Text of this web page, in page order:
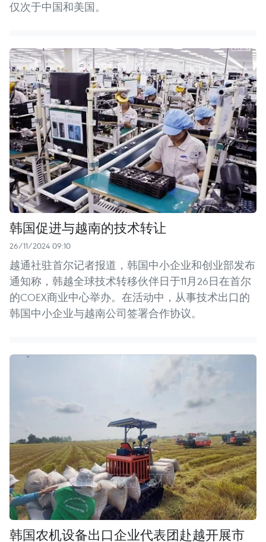
仅次于中国和美国。
韩国促进与越南的技术转让
26/11/2024 09:10
越通社驻首尔记者报道，韩国中小企业和创业部发布
通知称，韩越全球技术转移伙伴日于11月26日在首尔
的COEX商业中心举办。在活动中，从事技术出口的
韩国中小企业与越南公司签署合作协议。
韩国农机设备出口企业代表团赴越开展市